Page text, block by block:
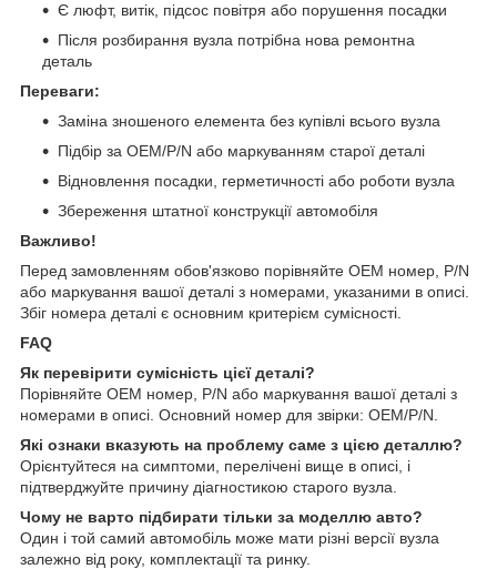
Є люфт, витік, підсос повітря або порушення посадки
Після розбирання вузла потрібна нова ремонтна
деталь
Переваги:
Заміна зношеного елемента без купівлі всього вузла
Підбір за OEM/P/N або маркуванням старої деталі
Відновлення посадки, герметичності або роботи вузла
Збереження штатної конструкції автомобіля
Важливо!
Перед замовленням обов'язково порівняйте OEM номер, P/N
або маркування вашої деталі з номерами, указаними в описі.
Збіг номера деталі є основним критерієм сумісності.
FAQ
Як перевірити сумісність цієї деталі?
Порівняйте OEM номер, P/N або маркування вашої деталі з
номерами в описі. Основний номер для звірки: OEM/P/N.
Які ознаки вказують на проблему саме з цією деталлю?
Орієнтуйтеся на симптоми, перелічені вище в описі, і
підтверджуйте причину діагностикою старого вузла.
Чому не варто підбирати тільки за моделлю авто?
Один і той самий автомобіль може мати різні версії вузла
залежно від року, комплектації та ринку.